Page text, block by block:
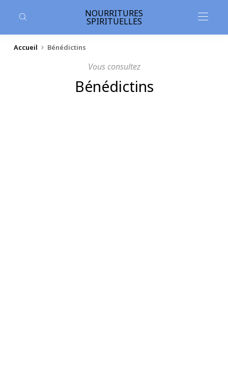
principal
NOURRITURES
SPIRITUELLES
Accueil Bénédictins
Vous consultez
Bénédictins